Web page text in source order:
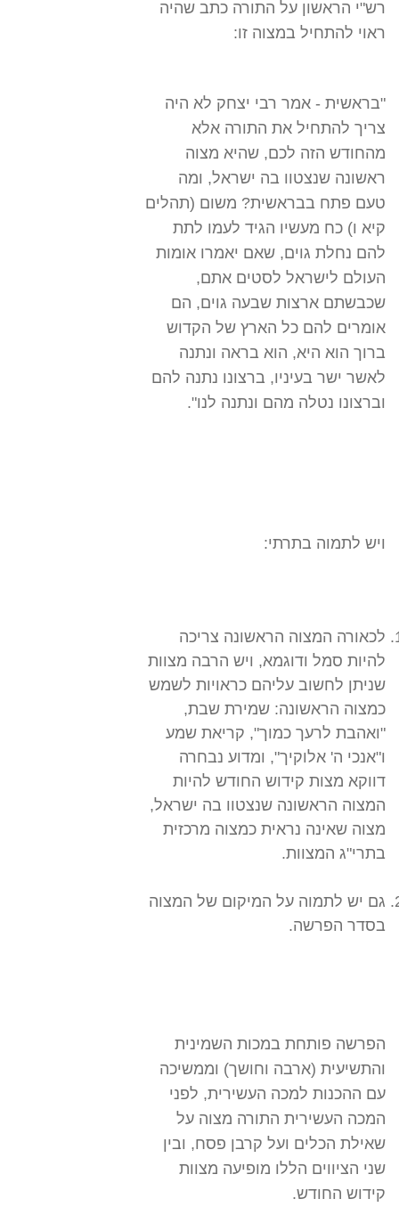
רש"י הראשון על התורה כתב שהיה
ראוי להתחיל במצוה זו:
"בראשית - אמר רבי יצחק לא היה
צריך להתחיל את התורה אלא
מהחודש הזה לכם, שהיא מצוה
ראשונה שנצטוו בה ישראל, ומה
טעם פתח בבראשית? משום (תהלים
קיא ו) כח מעשיו הגיד לעמו לתת
להם נחלת גוים, שאם יאמרו אומות
העולם לישראל לסטים אתם,
שכבשתם ארצות שבעה גוים, הם
אומרים להם כל הארץ של הקדוש
ברוך הוא היא, הוא בראה ונתנה
לאשר ישר בעיניו, ברצונו נתנה להם
וברצונו נטלה מהם ונתנה לנו".
ויש לתמוה בתרתי:
לכאורה המצוה הראשונה צריכה
להיות סמל ודוגמא, ויש הרבה מצוות
שניתן לחשוב עליהם כראויות לשמש
כמצוה הראשונה: שמירת שבת,
"ואהבת לרעך כמוך", קריאת שמע
ו"אנכי ה' אלוקיך", ומדוע נבחרה
דווקא מצות קידוש החודש להיות
המצוה הראשונה שנצטוו בה ישראל,
מצוה שאינה נראית כמצוה מרכזית
בתרי"ג המצוות.
גם יש לתמוה על המיקום של המצוה
בסדר הפרשה.
הפרשה פותחת במכות השמינית
והתשיעית (ארבה וחושך) וממשיכה
עם ההכנות למכה העשירית, לפני
המכה העשירית התורה מצוה על
שאילת הכלים ועל קרבן פסח, ובין
שני הציווים הללו מופיעה מצוות
קידוש החודש.